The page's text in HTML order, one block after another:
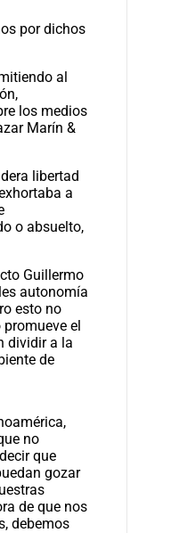
por dichos
al
los medios
Marín &
libertad
a
o absuelto,
Guillermo
autonomía
esto no
el
dividir a la
de
no
que
gozar
de que nos
debemos